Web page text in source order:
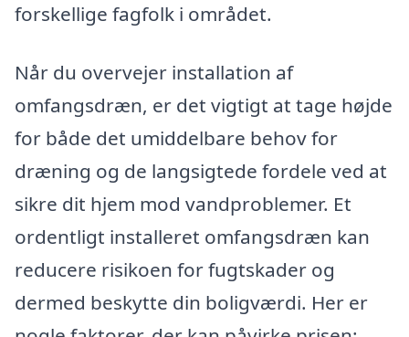
forskellige fagfolk i området.
Når du overvejer installation af
omfangsdræn, er det vigtigt at tage højde
for både det umiddelbare behov for
dræning og de langsigtede fordele ved at
sikre dit hjem mod vandproblemer. Et
ordentligt installeret omfangsdræn kan
reducere risikoen for fugtskader og
dermed beskytte din boligværdi. Her er